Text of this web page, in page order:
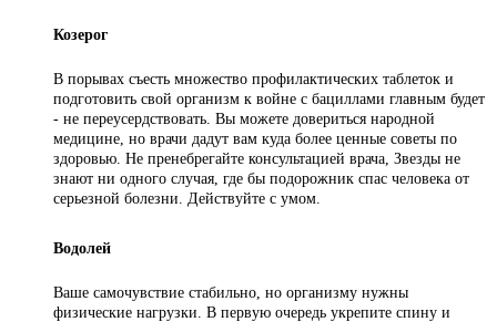
Козерог
В порывах съесть множество профилактических таблеток и
подготовить свой организм к войне с бациллами главным будет
- не переусердствовать. Вы можете довериться народной
медицине, но врачи дадут вам куда более ценные советы по
здоровью. Не пренебрегайте консультацией врача, Звезды не
знают ни одного случая, где бы подорожник спас человека от
серьезной болезни. Действуйте с умом.
Водолей
Ваше самочувствие стабильно, но организму нужны
физические нагрузки. В первую очередь укрепите спину и